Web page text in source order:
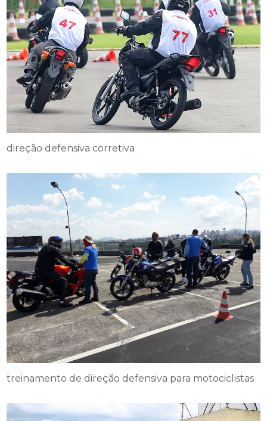
direção defensiva corretiva
treinamento de direção defensiva para motociclistas